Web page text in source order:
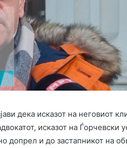
дека исказот на неговиот
исказот на Ѓорчевски
допрел и до застапникот на